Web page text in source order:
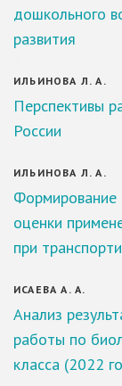
дошкольного
развития
ИЛЬИНОВА Л. А.
Перспективы
России
ИЛЬИНОВА Л. А.
Формирование
оценки
при
ИСАЕВА А. А.
Анализ
работы по
класса (2022